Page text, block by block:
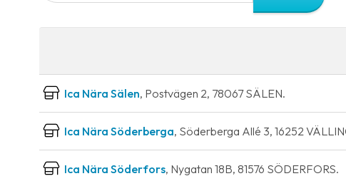
Ica Nära Sälen, Postvägen 2, 78067 SÄLEN.
Ica Nära Söderberga, Söderberga Allé 3, 16252
Ica Nära Söderfors, Nygatan 18B, 81576 SÖDERFORS.